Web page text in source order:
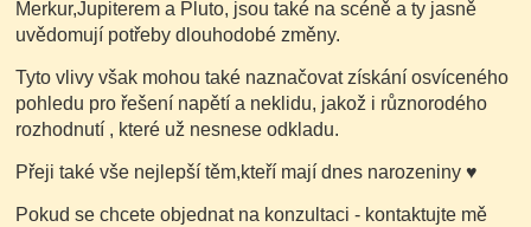
Merkur,Jupiterem a Pluto, jsou také na scéně a ty jasně
uvědomují potřeby dlouhodobé změny.
Tyto vlivy však mohou také naznačovat získání osvíceného
pohledu pro řešení napětí a neklidu, jakož i různorodého
rozhodnutí , které už nesnese odkladu.
Přeji také vše nejlepší těm,kteří mají dnes narozeniny♥
Pokud se chcete objednat na konzultaci - kontaktujte mě